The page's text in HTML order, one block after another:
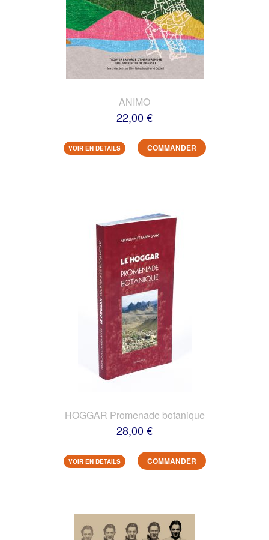
ANIMO
22,00 €
VOIR EN DETAILS COMMANDER
HOGGAR Promenade botanique
28,00 €
VOIR EN DETAILS COMMANDER